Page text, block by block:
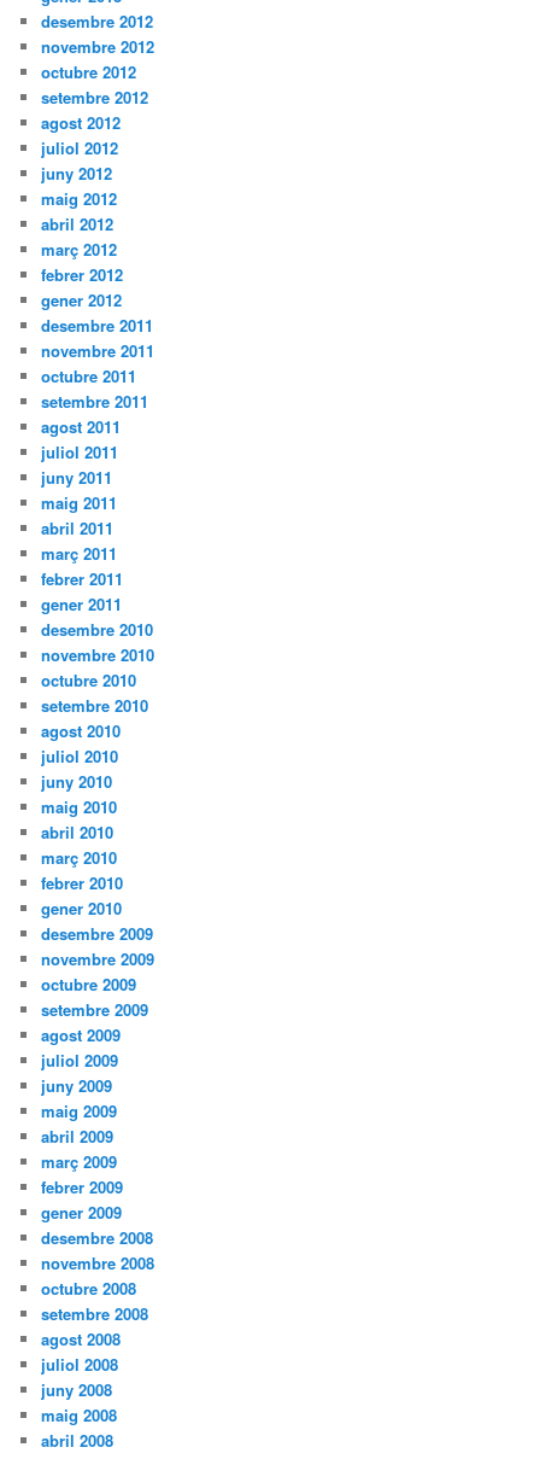
desembre 2012
novembre 2012
octubre 2012
setembre 2012
agost 2012
juliol 2012
juny 2012
maig 2012
abril 2012
març 2012
febrer 2012
gener 2012
desembre 2011
novembre 2011
octubre 2011
setembre 2011
agost 2011
juliol 2011
juny 2011
maig 2011
abril 2011
març 2011
febrer 2011
gener 2011
desembre 2010
novembre 2010
octubre 2010
setembre 2010
agost 2010
juliol 2010
juny 2010
maig 2010
abril 2010
març 2010
febrer 2010
gener 2010
desembre 2009
novembre 2009
octubre 2009
setembre 2009
agost 2009
juliol 2009
juny 2009
maig 2009
abril 2009
març 2009
febrer 2009
gener 2009
desembre 2008
novembre 2008
octubre 2008
setembre 2008
agost 2008
juliol 2008
juny 2008
maig 2008
abril 2008